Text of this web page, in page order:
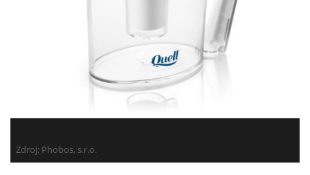
Zdroj: Phobos, s.r.o.